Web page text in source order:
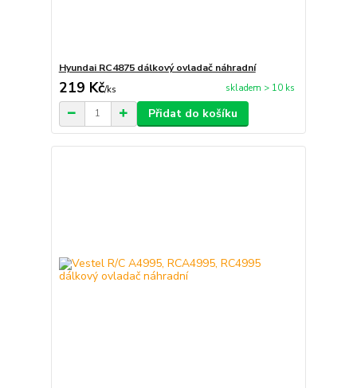
Hyundai RC4875 dálkový ovladač náhradní
219 Kč/ks skladem > 10 ks
Přidat do košíku